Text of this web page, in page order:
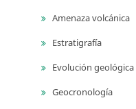
Amenaza volcánica
Estratigrafía
Evolución geológica
Geocronología